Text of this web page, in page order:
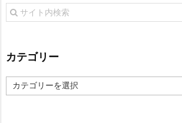
カテゴリー
カ
テ